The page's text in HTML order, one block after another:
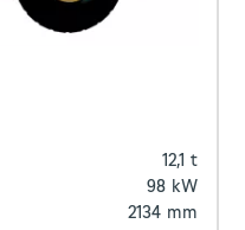
12,1 t
98 kW
2134 mm